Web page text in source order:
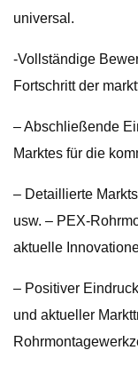
universal.
-Vollständige
Fortschritt der
– Abschließende
Marktes für die
– Detaillierte
usw. – PEX-
aktuelle
– Positiver
und aktueller